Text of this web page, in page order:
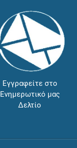
Εγγραφείτε στο
Ενημερωτικό μας
Δελτίο